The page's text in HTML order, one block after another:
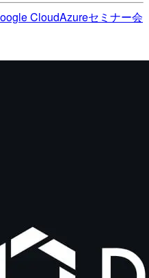
CloudAzureセミナー会